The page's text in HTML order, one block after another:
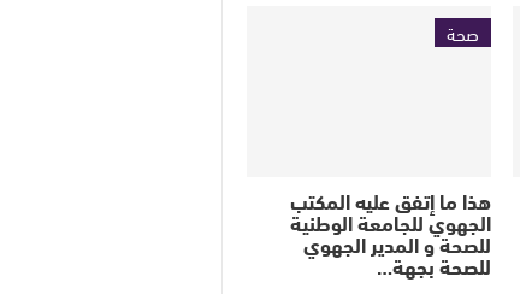
صحة
هذا ما إتفق عليه المكتب
الجهوي للجامعة الوطنية
للصحة و المدير الجهوي
للصحة بجهة…